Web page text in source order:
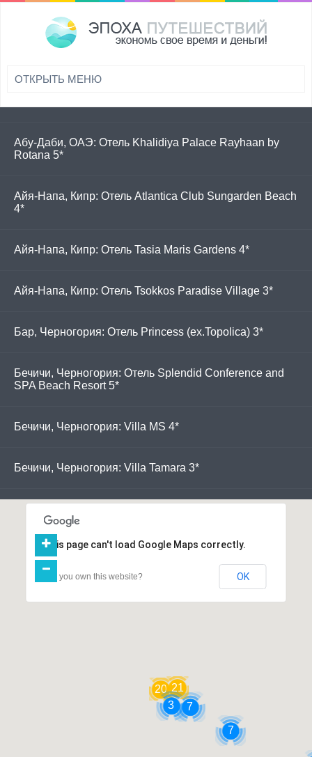
Абу-Даби, ОАЭ: Отель Khalidiya Palace Rayhaan by
Rotana 5*
Айя-Напа, Кипр: Отель Atlantica Club Sungarden Beach
4*
Айя-Напа, Кипр: Отель Tasia Maris Gardens 4*
Айя-Напа, Кипр: Отель Tsokkos Paradise Village 3*
Бар, Черногория: Отель Princess (ex.Topolica) 3*
Бечичи, Черногория: Отель Splendid Conference and
SPA Beach Resort 5*
Бечичи, Черногория: Villa MS 4*
Бечичи, Черногория: Villa Tamara 3*
Будва, Черногория: Отель Mogren 3*
Будва, Черногория: Отель Rooms Rio 3*
Будва, Черногория: Villa Kralj 3*
7
7
20 21
3
This page can't load Google Maps correctly.
Do you own this website? OK